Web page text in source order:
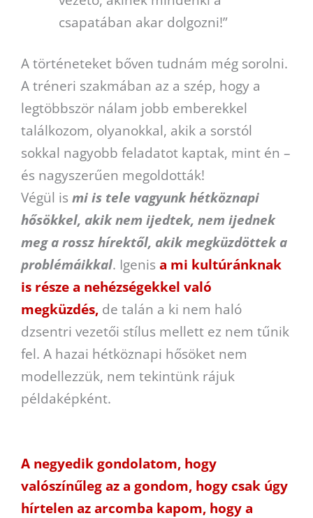
csapatában akar dolgozni!”
A történeteket bőven tudnám még sorolni.
A tréneri szakmában az a szép, hogy a
legtöbbször nálam jobb emberekkel
találkozom, olyanokkal, akik a sorstól
sokkal nagyobb feladatot kaptak, mint én –
és nagyszerűen megoldották!
Végül is mi is tele vagyunk hétköznapi
hősökkel, akik nem ijedtek, nem ijednek
meg a rossz hírektől, akik megküzdöttek a
problémáikkal. Igenis a mi kultúránknak
is része a nehézségekkel való
megküzdés, de talán a ki nem haló
dzsentri vezetői stílus mellett ez nem tűnik
fel. A hazai hétköznapi hősöket nem
modellezzük, nem tekintünk rájuk
példaképként.
A negyedik gondolatom, hogy
valószínűleg az a gondom, hogy csak úgy
hírtelen az arcomba kapom, hogy a